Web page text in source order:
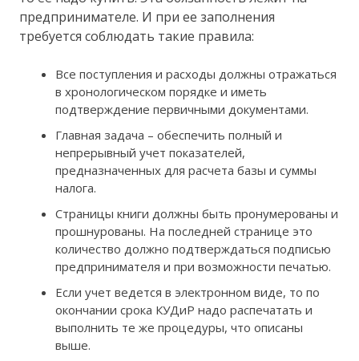
предпринимателе. И при ее заполнения
требуется соблюдать такие правила:
Все поступления и расходы должны отражаться
в хронологическом порядке и иметь
подтверждение первичными документами.
Главная задача – обеспечить полный и
непрерывный учет показателей,
предназначенных для расчета базы и суммы
налога.
Страницы книги должны быть пронумерованы и
прошнурованы. На последней странице это
количество должно подтверждаться подписью
предпринимателя и при возможности печатью.
Если учет ведется в электронном виде, то по
окончании срока КУДиР надо распечатать и
выполнить те же процедуры, что описаны
выше.